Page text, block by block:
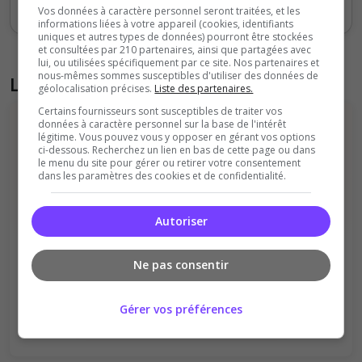
Liste des avis du serveur
Il n'y a pas encore d'avis sur ce serveur.
Qualité
Staff du serveur
Ambiance
Disponibilité
Vos données à caractère personnel seront traitées, et les
informations liées à votre appareil (cookies, identifiants
uniques et autres types de données) pourront être stockées
et consultées par 210 partenaires, ainsi que partagées avec
lui, ou utilisées spécifiquement par ce site. Nos partenaires et
nous-mêmes sommes susceptibles d'utiliser des données de
géolocalisation précises. Liste des partenaires.
Certains fournisseurs sont susceptibles de traiter vos
données à caractère personnel sur la base de l'intérêt
légitime. Vous pouvez vous y opposer en gérant vos options
ci-dessous. Recherchez un lien en bas de cette page ou dans
le menu du site pour gérer ou retirer votre consentement
dans les paramètres des cookies et de confidentialité.
Autoriser
Ne pas consentir
Gérer vos préférences